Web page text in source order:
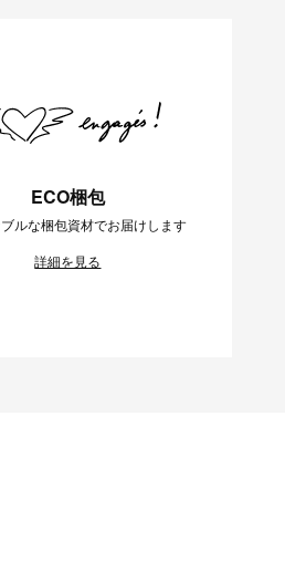
ECO梱包
ルな梱包資材でお届けします
詳細を見る